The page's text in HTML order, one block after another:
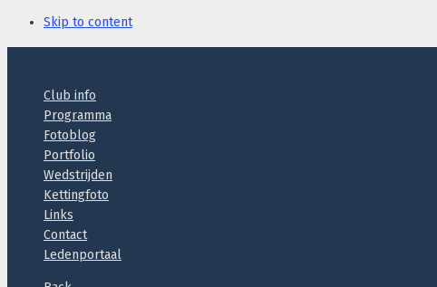
Skip to content
Club info
Programma
Fotoblog
Portfolio
Wedstrijden
Kettingfoto
Links
Contact
Ledenportaal